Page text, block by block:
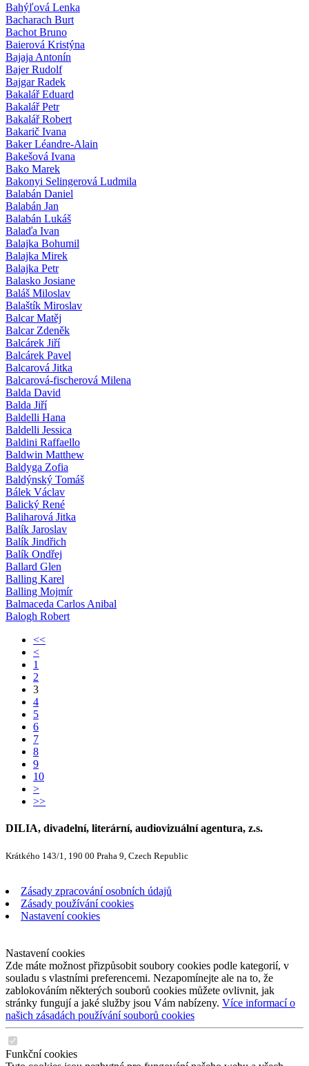
Bahýľová Lenka
Bacharach Burt
Bachot Bruno
Baierová Kristýna
Bajaja Antonín
Bajer Rudolf
Bajgar Radek
Bakalář Eduard
Bakalář Petr
Bakalář Robert
Bakarič Ivana
Baker Léandre-Alain
Bakešová Ivana
Bako Marek
Bakonyi Selingerová Ludmila
Balabán Daniel
Balabán Jan
Balabán Lukáš
Balaďa Ivan
Balajka Bohumil
Balajka Mirek
Balajka Petr
Balasko Josiane
Baláš Miloslav
Balaštík Miroslav
Balcar Matěj
Balcar Zdeněk
Balcárek Jiří
Balcárek Pavel
Balcarová Jitka
Balcarová-fischerová Milena
Balda David
Balda Jiří
Baldelli Hana
Baldelli Jessica
Baldini Raffaello
Baldwin Matthew
Baldyga Zofia
Baldýnský Tomáš
Bálek Václav
Balický René
Baliharová Jitka
Balík Jaroslav
Balík Jindřich
Balík Ondřej
Ballard Glen
Balling Karel
Balling Mojmír
Balmaceda Carlos Anibal
Balogh Robert
<<
<
1
2
3
4
5
6
7
8
9
10
>
>>
DILIA, divadelní, literární, audiovizuální agentura, z.s.
Krátkého 143/1, 190 00 Praha 9, Czech Republic
Zásady zpracování osobních údajů
Zásady používání cookies
Nastavení cookies
Nastavení cookies
Zde máte možnost přizpůsobit soubory cookies podle kategorií, v
souladu s vlastními preferencemi. Nezapomínejte ale na to, že
zablokováním některých souborů cookies můžete ovlivnit, jak
stránky fungují a jaké služby jsou Vám nabízeny. Více informací o
našich zásadách používání souborů cookies
Funkční cookies